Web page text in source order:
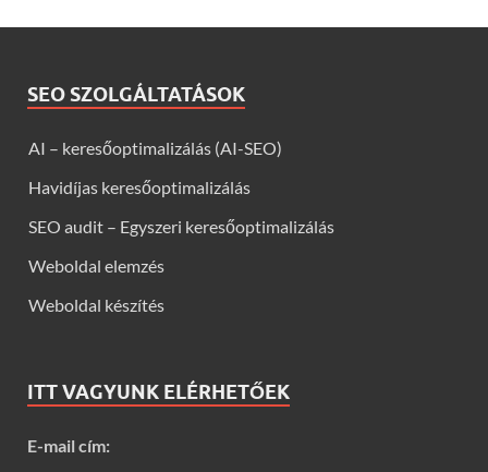
SEO SZOLGÁLTATÁSOK
AI – keresőoptimalizálás (AI-SEO)
Havidíjas keresőoptimalizálás
SEO audit – Egyszeri keresőoptimalizálás
Weboldal elemzés
Weboldal készítés
ITT VAGYUNK ELÉRHETŐEK
E-mail cím: